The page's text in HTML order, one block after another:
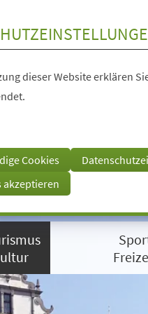
dieser Website erklären
Cookies
akzeptieren